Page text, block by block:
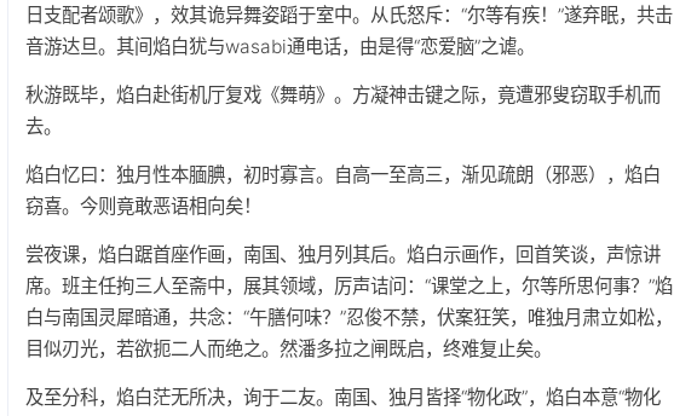
日支配者颂歌》，效其诡异舞姿蹈于室中。从氏怒斥：“尔等有疾！”遂弃眠，共击
音游达旦。其间焰白犹与wasabi通电话，由是得“恋爱脑”之谑。
秋游既毕，焰白赴街机厅复戏《舞萌》。方凝神击键之际，竟遭邪叟窃取手机而
去。
焰白忆曰：独月性本腼腆，初时寡言。自高一至高三，渐见疏朗（邪恶），焰白
窃喜。今则竟敢恶语相向矣！
尝夜课，焰白踞首座作画，南国、独月列其后。焰白示画作，回首笑谈，声惊讲
席。班主任拘三人至斋中，展其领域，厉声诘问：“课堂之上，尔等所思何事？”焰
白与南国灵犀暗通，共念：“午膳何味？”忍俊不禁，伏案狂笑，唯独月肃立如松，
目似刃光，若欲扼二人而绝之。然潘多拉之闸既启，终难复止矣。
及至分科，焰白茫无所决，询于二友。南国、独月皆择“物化政”，焰白本意“物化